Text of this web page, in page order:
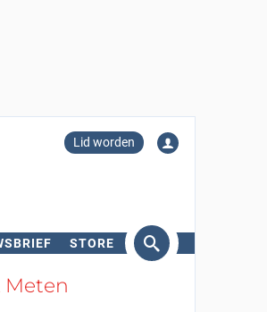
Lid worden
STORE
Meten